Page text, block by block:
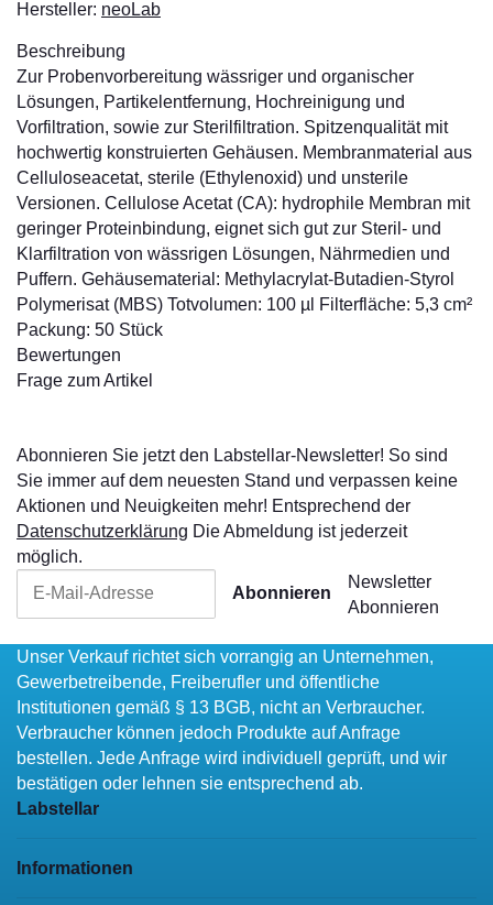
Hersteller: neoLab
Beschreibung
Zur Probenvorbereitung wässriger und organischer
Lösungen, Partikelentfernung, Hochreinigung und
Vorfiltration, sowie zur Sterilfiltration. Spitzenqualität mit
hochwertig konstruierten Gehäusen. Membranmaterial aus
Celluloseacetat, sterile (Ethylenoxid) und unsterile
Versionen. Cellulose Acetat (CA): hydrophile Membran mit
geringer Proteinbindung, eignet sich gut zur Steril- und
Klarfiltration von wässrigen Lösungen, Nährmedien und
Puffern. Gehäusematerial: Methylacrylat-Butadien-Styrol
Polymerisat (MBS) Totvolumen: 100 µl Filterfläche: 5,3 cm²
Packung: 50 Stück
Bewertungen
Frage zum Artikel
Abonnieren Sie jetzt den Labstellar-Newsletter! So sind
Sie immer auf dem neuesten Stand und verpassen keine
Aktionen und Neuigkeiten mehr! Entsprechend der
Datenschutzerklärung Die Abmeldung ist jederzeit
möglich.
Abonnieren
Newsletter
Abonnieren
Unser Verkauf richtet sich vorrangig an Unternehmen,
Gewerbetreibende, Freiberufler und öffentliche
Institutionen gemäß § 13 BGB, nicht an Verbraucher.
Verbraucher können jedoch Produkte auf Anfrage
bestellen. Jede Anfrage wird individuell geprüft, und wir
bestätigen oder lehnen sie entsprechend ab.
Labstellar
Informationen